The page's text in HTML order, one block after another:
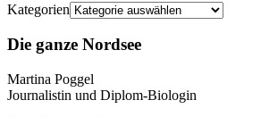
Kategorien
Die ganze Nordsee
Martina Poggel
Journalistin und Diplom-Biologin